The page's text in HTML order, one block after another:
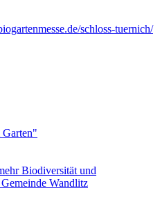
schloss-tuernich/
Garten"
Biodiversität und
Wandlitz